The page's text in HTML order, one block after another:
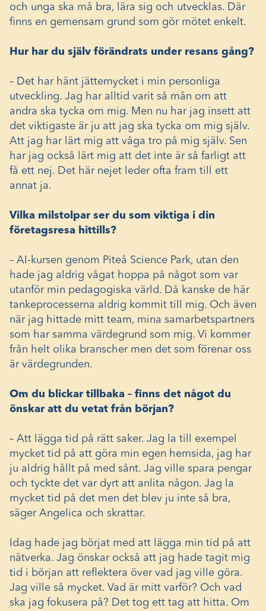
och unga ska må bra, lära sig och utvecklas. Där
finns en gemensam grund som gör mötet enkelt.
Hur har du själv förändrats under resans gång?
– Det har hänt jättemycket i min personliga
utveckling. Jag har alltid varit så mån om att
andra ska tycka om mig. Men nu har jag insett att
det viktigaste är ju att jag ska tycka om mig själv.
Att jag har lärt mig att våga tro på mig själv. Sen
har jag också lärt mig att det inte är så farligt att
få ett nej. Det här nejet leder ofta fram till ett
annat ja.
Vilka milstolpar ser du som viktiga i din
företagsresa hittills?
– AI-kursen genom Piteå Science Park, utan den
hade jag aldrig vågat hoppa på något som var
utanför min pedagogiska värld. Då kanske de här
tankeprocesserna aldrig kommit till mig. Och även
när jag hittade mitt team, mina samarbetspartners
som har samma värdegrund som mig. Vi kommer
från helt olika branscher men det som förenar oss
är värdegrunden.
Om du blickar tillbaka – finns det något du
önskar att du vetat från början?
– Att lägga tid på rätt saker. Jag la till exempel
mycket tid på att göra min egen hemsida, jag har
ju aldrig hållt på med sånt. Jag ville spara pengar
och tyckte det var dyrt att anlita någon. Jag la
mycket tid på det men det blev ju inte så bra,
säger Angelica och skrattar.
Idag hade jag börjat med att lägga min tid på att
nätverka. Jag önskar också att jag hade tagit mig
tid i början att reflektera över vad jag ville göra.
Jag ville så mycket. Vad är mitt varför? Och vad
ska jag fokusera på? Det tog ett tag att hitta. Om